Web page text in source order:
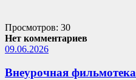
Просмотров: 30
Нет комментариев
09.06.2026
Внеурочная фильмотека